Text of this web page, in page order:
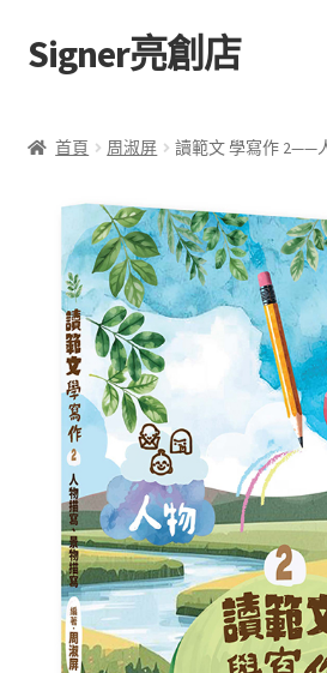
跳
至
覽
跳
至
要
Signer亮創店
學校選書（小學）
學校選書（中學）
「此時此地 看見亮光」2025特展
網上書店
無紙書
文創
聯絡我們+郵費
首頁 周淑屏 讀範文 學寫作 2——